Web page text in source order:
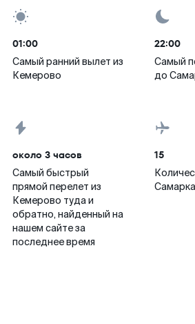
01:00
Самый ранний вылет из
Кемерово
22:00
Самый
до
около 3 часов
Самый быстрый
прямой перелет из
Кемерово туда и
обратно, найденный на
нашем сайте за
последнее время
15